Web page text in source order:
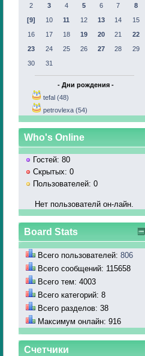
2
3 4 5 6 7
8
[9]
10 11 12 13 14
15
16
17 18 19 20 21
22
23
24 25 26 27 28
29
30
31
- Дни рождения -
tefal (48)
petrovlexa (54)
Who's Online
Гостей: 80
Скрытых: 0
Пользователей: 0
Нет пользователй он-лайн.
Board Stats
Всего пользователей: 806
Всего сообщений: 115658
Всего тем: 4003
Всего категорий: 8
Всего разделов: 38
Максимум онлайн: 916
Счетчики